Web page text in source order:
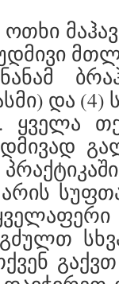
და
ყველა
გაქვთ